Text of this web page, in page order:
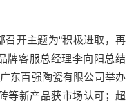
召开主题为“积极进取，再
牌客服总经理李向阳总结
东百强陶瓷有限公司举办
等新产品获市场认可；超